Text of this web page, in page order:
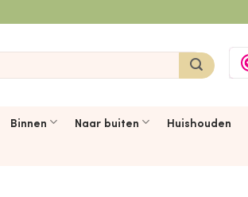
Binnen Naar buiten Huishouden